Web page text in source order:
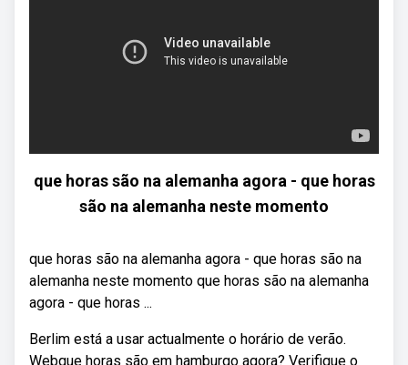
que horas são na alemanha agora - que horas
são na alemanha neste momento
que horas são na alemanha agora - que horas são na
alemanha neste momento que horas são na alemanha
agora - que horas ...
Berlim está a usar actualmente o horário de verão.
Webque horas são em hamburgo agora? Verifique o